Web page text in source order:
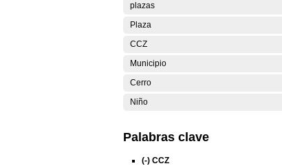
plazas
Plaza
CCZ
Municipio
Cerro
Niño
Palabras clave
(-) CCZ